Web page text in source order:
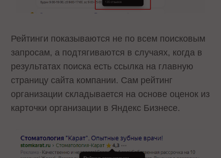
Рейтинги показываются не по всем поисковым
запросам, а подтягиваются в случаях, когда в
результатах поиска есть ссылка на главную
страницу сайта компании. Сам рейтинг
организации складывается на основе оценок из
карточки организации в Яндекс Бизнесе.